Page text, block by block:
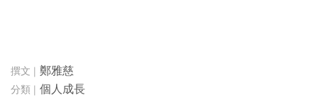
鄭雅慈
個人成長